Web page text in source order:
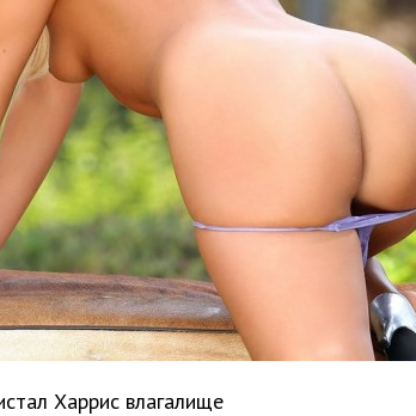
Харрис влагалище